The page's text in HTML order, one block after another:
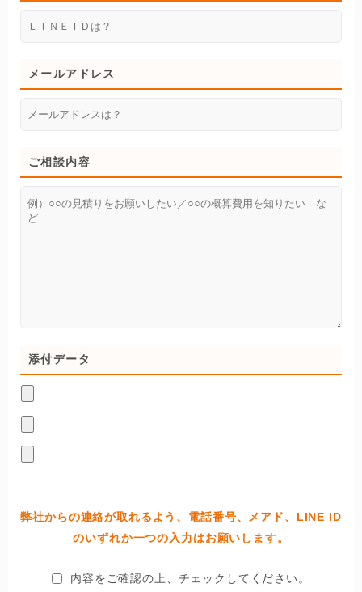
メールアドレス
ご相談内容
添付データ
弊社からの連絡が取れるよう、電話番号、メアド、LINE ID
のいずれか一つの入力はお願いします。
内容をご確認の上、チェックしてください。